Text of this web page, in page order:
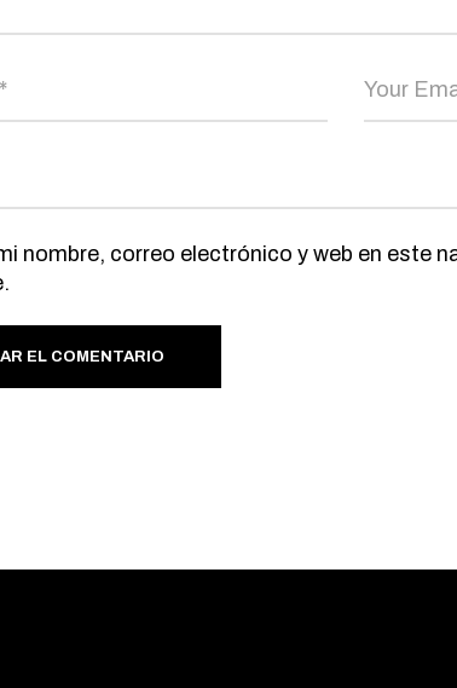
nombre, correo electrónico y web en este
EL COMENTARIO